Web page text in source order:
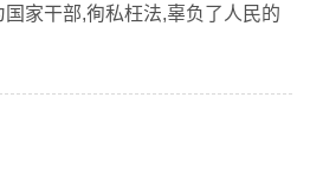
家干部,徇私枉法,辜负了人民的